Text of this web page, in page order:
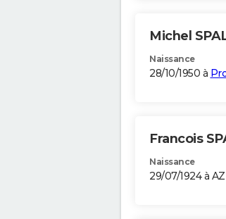
Michel
Naissance
28/10/1950 à
Francois
Naissance
29/07/1924 à